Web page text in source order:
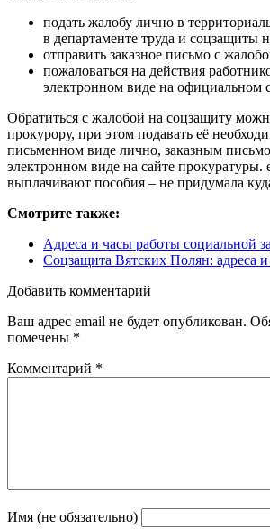
подать жалобу лично в
в департаменте труда и соцзащиты
отправить заказное письмо с
пожаловаться на действия
электронном виде на официальном
Обратиться с жалобой на соцзащиту
прокурору, при этом подавать её
письменном виде лично, заказным
электронном виде на сайте прокуратуры.
выплачивают пособия – не придумала
Смотрите также:
Адреса и часы работы социальной
Соцзащита Вятских Полян: адреса
Добавить комментарий
Ваш адрес email не будет опубликован.
помечены *
Комментарий *
Имя (не обязательно)